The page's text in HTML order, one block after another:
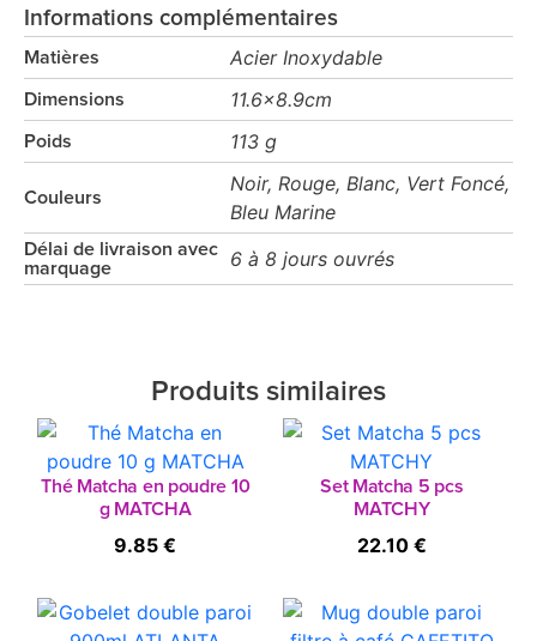
Informations complémentaires
Matières Acier Inoxydable
Dimensions 11.6x8.9cm
Poids 113 g
Couleurs
Noir, Rouge, Blanc, Vert Foncé,
Bleu Marine
Délai de livraison avec
marquage
6 à 8 jours ouvrés
Produits similaires
Thé Matcha en poudre 10
g MATCHA
9.85 €
Set Matcha 5 pcs
MATCHY
22.10 €